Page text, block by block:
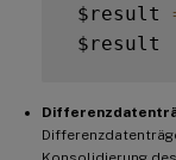
$result